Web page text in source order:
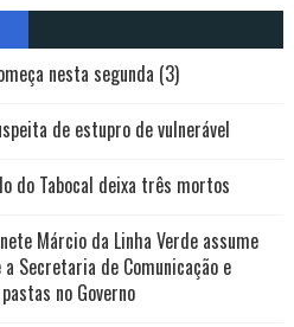
nesta segunda (3)
de estupro de vulnerável
do Tabocal deixa três mortos
Márcio da Linha Verde assume
Secretaria de Comunicação e
no Governo